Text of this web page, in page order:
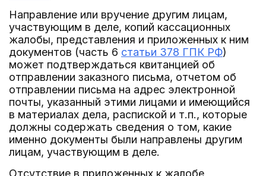
Направление или вручение другим лицам,
участвующим в деле, копий кассационных
жалобы, представления и приложенных к ним
документов (часть 6 статьи 378 ГПК РФ)
может подтверждаться квитанцией об
отправлении заказного письма, отчетом об
отправлении письма на адрес электронной
почты, указанный этими лицами и имеющийся
в материалах дела, распиской и т.п., которые
должны содержать сведения о том, какие
именно документы были направлены другим
лицам, участвующим в деле.
Отсутствие в приложенных к жалобе